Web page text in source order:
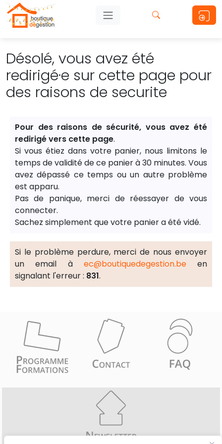
Désolé, vous avez été
redirigé·e sur cette page pour
des raisons de securite
Pour des raisons de sécurité, vous avez été
redirigé vers cette page.
Si vous étiez dans votre panier, nous limitons le
temps de validité de ce panier à 30 minutes. Vous
avez dépassé ce temps ou un autre problème
est apparu.
Pas de panique, merci de réessayer de vous
connecter.
Sachez simplement que votre panier a été vidé.
Si le problème perdure, merci de nous envoyer
un email à ec@boutiquedegestion.been
signalant l'erreur : 831.